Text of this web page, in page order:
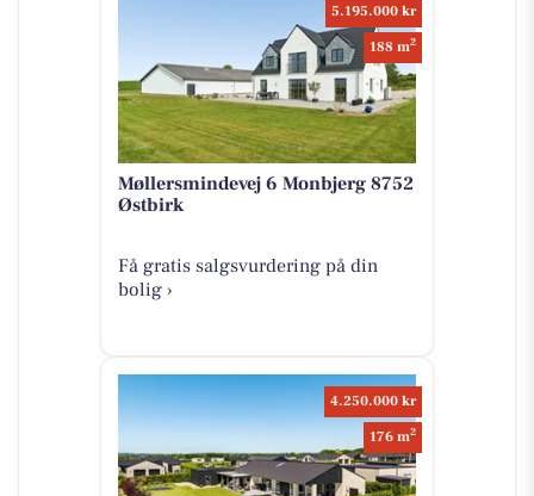
5.195.000 kr
188 m2
Møllersmindevej 6 Monbjerg 8752
Østbirk
Få gratis salgsvurdering på din
bolig ›
4.250.000 kr
176 m2